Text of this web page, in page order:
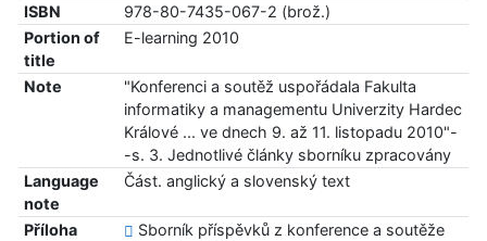
ISBN
978-80-7435-067-2 (brož.)
Portion of
title
E-learning 2010
Note
"Konferenci a soutěž uspořádala Fakulta
informatiky a managementu Univerzity Hardec
Králové ... ve dnech 9. až 11. listopadu 2010"-
-s. 3. Jednotlivé články sborníku zpracovány
Language
note
Část. anglický a slovenský text
Příloha
Sborník příspěvků z konference a soutěže